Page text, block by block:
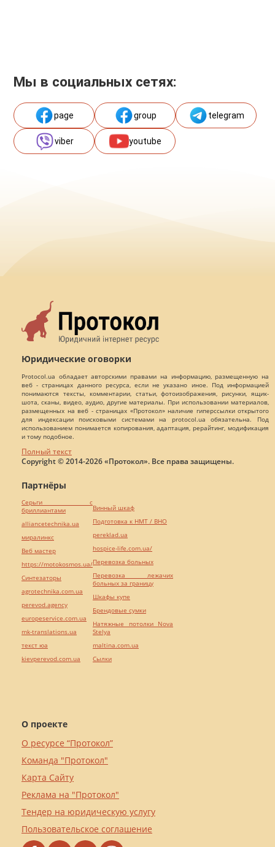
Мы в социальных сетях:
page group telegram
viber youtube
Юридические оговорки
Protocol.ua обладает авторскими правами на информацию, размещенную на
веб - страницах данного ресурса, если не указано иное. Под информацией
понимаются тексты, комментарии, статьи, фотоизображения, рисунки, ящик-
шота, сканы, видео, аудио, другие материалы. При использовании материалов,
размещенных на веб - страницах «Протокол» наличие гиперссылки открытого
для индексации поисковыми системами на protocol.ua обязательна. Под
использованием понимается копирования, адаптация, рерайтинг, модификация
и тому подобное.
Полный текст
Copyright © 2014-2026 «Протокол». Все права защищены.
О проекте
О ресурсе “Протокол”
Команда "Протокол"
Карта Сайту
Реклама на "Протокол"
Тендер на юридическую услугу
Пользовательское соглашение
Партнёры
Серьги с
бриллиантами
alliancetechnika.ua
миралинкс
Веб мастер
https://motokosmos.ua/
Синтезаторы
agrotechnika.com.ua
perevod.agency
europeservice.com.ua
mk-translations.ua
текст юа
kievperevod.com.ua
Винный шкаф
Подготовка к НМТ / ВНО
pereklad.ua
hospice-life.com.ua/
Перевозка больных
Перевозка лежачих
больных за границу
Шкафы купе
Брендовые сумки
Натяжные потолки Nova
Stelya
maltina.com.ua
Cылки